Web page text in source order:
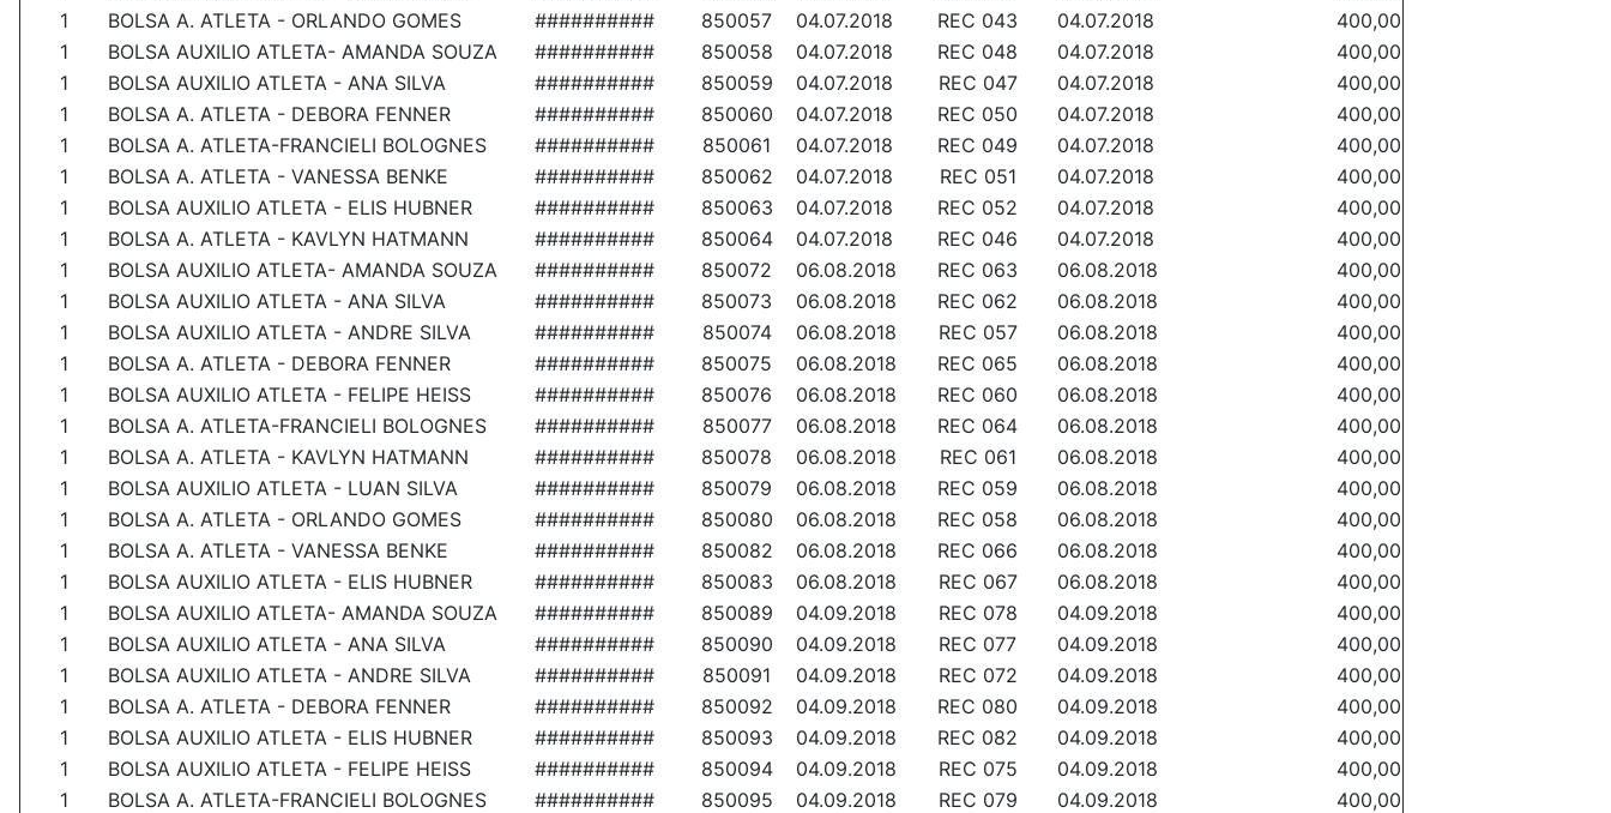
1
BOLSA A. ATLETA - ORLANDO GOMES ########## 850057 04.07.2018 REC 043 04.07.2018
400,00
1
BOLSA AUXILIO ATLETA- AMANDA SOUZA ########## 850058 04.07.2018 REC 048 04.07.2018
400,00
1
BOLSA AUXILIO ATLETA - ANA SILVA ########## 850059 04.07.2018 REC 047 04.07.2018
400,00
1
BOLSA A. ATLETA - DEBORA FENNER ########## 850060 04.07.2018 REC 050 04.07.2018
400,00
1
BOLSA A. ATLETA-FRANCIELI BOLOGNES ########## 850061 04.07.2018 REC 049 04.07.2018
400,00
1
BOLSA A. ATLETA - VANESSA BENKE ########## 850062 04.07.2018 REC 051 04.07.2018
400,00
1
BOLSA AUXILIO ATLETA - ELIS HUBNER ########## 850063 04.07.2018 REC 052 04.07.2018
400,00
1
BOLSA A. ATLETA - KAVLYN HATMANN ########## 850064 04.07.2018 REC 046 04.07.2018
400,00
1
BOLSA AUXILIO ATLETA- AMANDA SOUZA ########## 850072 06.08.2018 REC 063 06.08.2018
400,00
1
BOLSA AUXILIO ATLETA - ANA SILVA ########## 850073 06.08.2018 REC 062 06.08.2018
400,00
1
BOLSA AUXILIO ATLETA - ANDRE SILVA ########## 850074 06.08.2018 REC 057 06.08.2018
400,00
1
BOLSA A. ATLETA - DEBORA FENNER ########## 850075 06.08.2018 REC 065 06.08.2018
400,00
1
BOLSA AUXILIO ATLETA - FELIPE HEISS ########## 850076 06.08.2018 REC 060 06.08.2018
400,00
1
BOLSA A. ATLETA-FRANCIELI BOLOGNES ########## 850077 06.08.2018 REC 064 06.08.2018
400,00
1
BOLSA A. ATLETA - KAVLYN HATMANN ########## 850078 06.08.2018 REC 061 06.08.2018
400,00
1
BOLSA AUXILIO ATLETA - LUAN SILVA ########## 850079 06.08.2018 REC 059 06.08.2018
400,00
1
BOLSA A. ATLETA - ORLANDO GOMES ########## 850080 06.08.2018 REC 058 06.08.2018
400,00
1
BOLSA A. ATLETA - VANESSA BENKE ########## 850082 06.08.2018 REC 066 06.08.2018
400,00
1
BOLSA AUXILIO ATLETA - ELIS HUBNER ########## 850083 06.08.2018 REC 067 06.08.2018
400,00
1
BOLSA AUXILIO ATLETA- AMANDA SOUZA ########## 850089 04.09.2018 REC 078 04.09.2018
400,00
1
BOLSA AUXILIO ATLETA - ANA SILVA ########## 850090 04.09.2018 REC 077 04.09.2018
400,00
1
BOLSA AUXILIO ATLETA - ANDRE SILVA ########## 850091 04.09.2018 REC 072 04.09.2018
400,00
1
BOLSA A. ATLETA - DEBORA FENNER ########## 850092 04.09.2018 REC 080 04.09.2018
400,00
1
BOLSA AUXILIO ATLETA - ELIS HUBNER ########## 850093 04.09.2018 REC 082 04.09.2018
400,00
1
BOLSA AUXILIO ATLETA - FELIPE HEISS ########## 850094 04.09.2018 REC 075 04.09.2018
400,00
1
BOLSA A. ATLETA-FRANCIELI BOLOGNES ########## 850095 04.09.2018 REC 079 04.09.2018
400,00